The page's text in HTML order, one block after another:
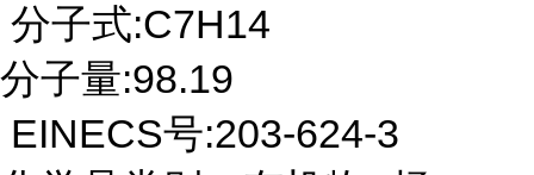
分子式:C7H14
分子量:98.19
EINECS号:203-624-3